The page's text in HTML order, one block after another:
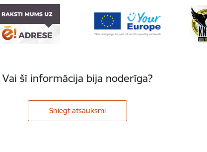
Vai šī informācija bija noderīga?
Sniegt atsauksmi